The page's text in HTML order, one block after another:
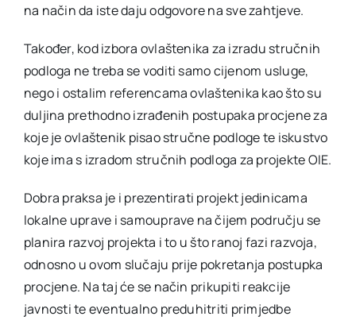
na način da iste daju odgovore na sve zahtjeve.
Također, kod izbora ovlaštenika za izradu stručnih
podloga ne treba se voditi samo cijenom usluge,
nego i ostalim referencama ovlaštenika kao što su
duljina prethodno izrađenih postupaka procjene za
koje je ovlaštenik pisao stručne podloge te iskustvo
koje ima s izradom stručnih podloga za projekte OIE.
Dobra praksa je i prezentirati projekt jedinicama
lokalne uprave i samouprave na čijem području se
planira razvoj projekta i to u što ranoj fazi razvoja,
odnosno u ovom slučaju prije pokretanja postupka
procjene. Na taj će se način prikupiti reakcije
javnosti te eventualno preduhitriti primjedbe